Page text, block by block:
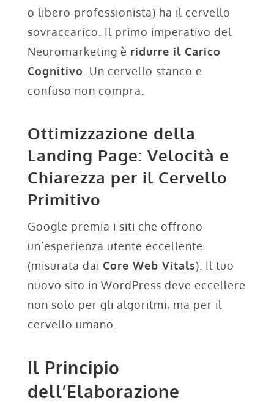
o libero professionista) ha il cervello
sovraccarico. Il primo imperativo del
Neuromarketing è ridurre il Carico
Cognitivo . Un cervello stanco e
confuso non compra.
Ottimizzazione della
Landing Page: Velocità e
Chiarezza per il Cervello
Primitivo
Google premia i siti che offrono
un’esperienza utente eccellente
(misurata dai Core Web Vitals). Il tuo
nuovo sito in WordPress deve eccellere
non solo per gli algoritmi, ma per il
cervello umano.
Il Principio
dell’Elaborazione